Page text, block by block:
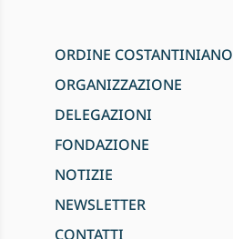
ORDINE COSTANTINIANO
ORGANIZZAZIONE
DELEGAZIONI
FONDAZIONE
NOTIZIE
NEWSLETTER
CONTATTI